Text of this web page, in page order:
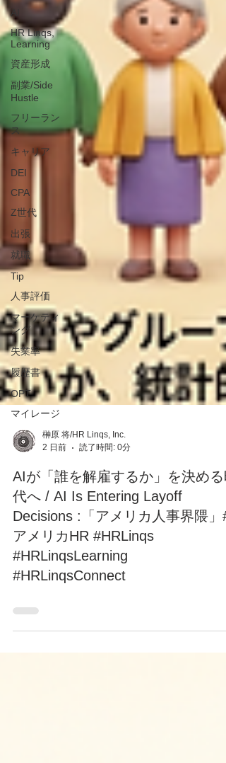
AI
HR Linqs,
Learning
資産形成
副業/Side
Hustle
フリーラン
ス
キャリア
DEI
CPA
Z世代
出張
就職
Tip
人事評価
マーケティ
ング
失業率
履歴書
OPT
マイレージ
2 日前
読了時間: 0分
AIが「誰を解雇するか」を決める
代へ / AI Is Entering Layoff
Decisions :「アメリカ人事界隈」#
アメリカHR #HRLinqs
#HRLinqsLearning